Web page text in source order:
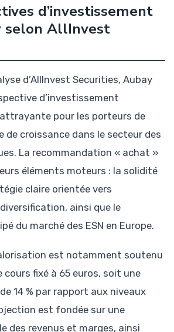
d’investissement
selon AllInvest
d’AllInvest Securities, Aubay
d’investissement
pour les porteurs de
de croissance dans le secteur des
La recommandation « achat »
éléments moteurs : la solidité
claire orientée vers
ainsi que le
du marché des ESN en Europe.
est notamment soutenu
fixé à 65 euros, soit une
14 % par rapport aux niveaux
est fondée sur une
des revenus et marges, ainsi